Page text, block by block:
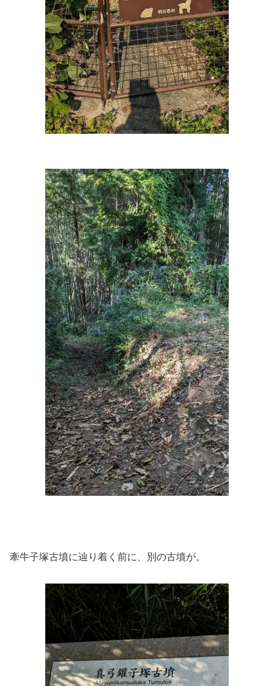
牽牛子塚古墳に辿り着く前に、別の古墳が。